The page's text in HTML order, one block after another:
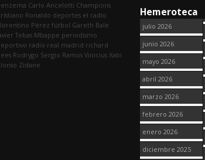
Carlo Ancelotti Champions
Ronaldo deportes el radio
Pérez fútbol Gareth Bale
Tebas Mbappe periodismo
radio real madrid richard
Rodrygo Sergio Ramos Vinicius Xabi
Zidane
Hemeroteca
julio 2026
junio 2026
mayo 2026
abril 2026
marzo 2026
febrero 2026
enero 2026
diciembre 2025